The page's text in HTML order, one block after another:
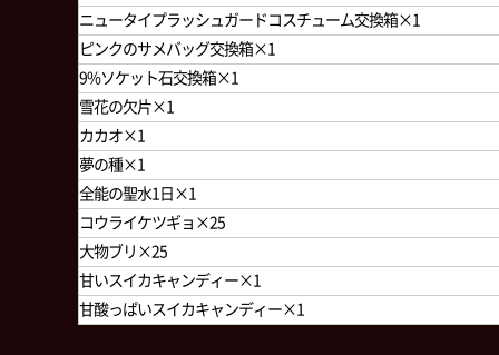
ニュータイプラッシュガードコスチューム交換箱×1
ピンクのサメバッグ交換箱×1
9%ソケット石交換箱×1
雪花の欠片×1
カカオ×1
夢の種×1
全能の聖水1日×1
コウライケツギョ×25
大物ブリ×25
甘いスイカキャンディー×1
甘酸っぱいスイカキャンディー×1